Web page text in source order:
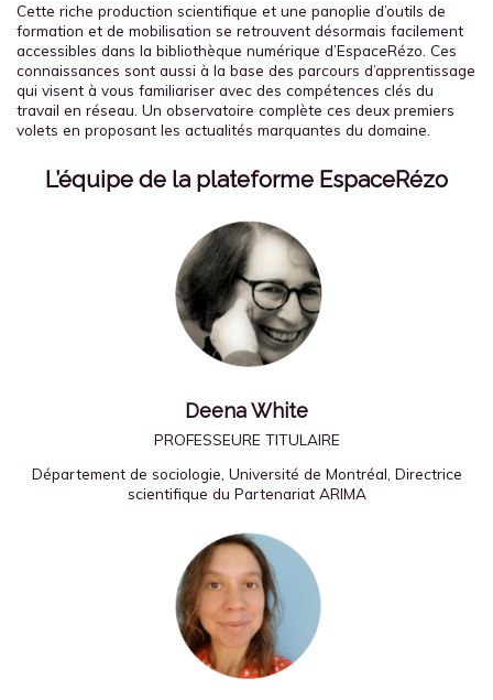
Cette riche production scientifique et une panoplie d’outils de
formation et de mobilisation se retrouvent désormais facilement
accessibles dans la bibliothèque numérique d’EspaceRézo. Ces
connaissances sont aussi à la base des parcours d’apprentissage
qui visent à vous familiariser avec des compétences clés du
travail en réseau. Un observatoire complète ces deux premiers
volets en proposant les actualités marquantes du domaine.
L’équipe de la plateforme EspaceRézo
Deena White
PROFESSEURE TITULAIRE
Département de sociologie, Université de Montréal, Directrice
scientifique du Partenariat ARIMA